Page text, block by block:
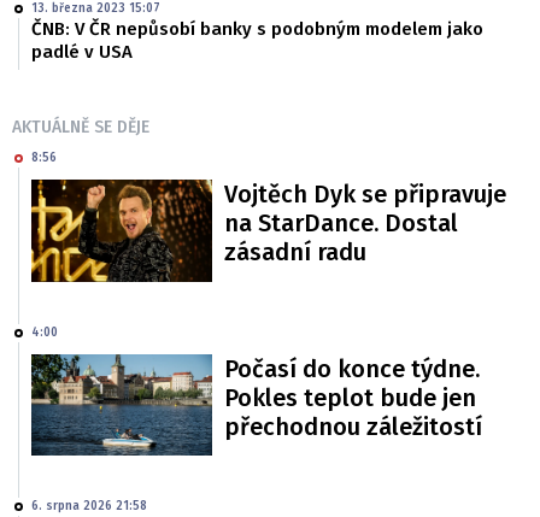
13. března 2023 15:07
ČNB: V ČR nepůsobí banky s podobným modelem jako
padlé v USA
AKTUÁLNĚ SE DĚJE
8:56
Vojtěch Dyk se připravuje
na StarDance. Dostal
zásadní radu
4:00
Počasí do konce týdne.
Pokles teplot bude jen
přechodnou záležitostí
6. srpna 2026 21:58